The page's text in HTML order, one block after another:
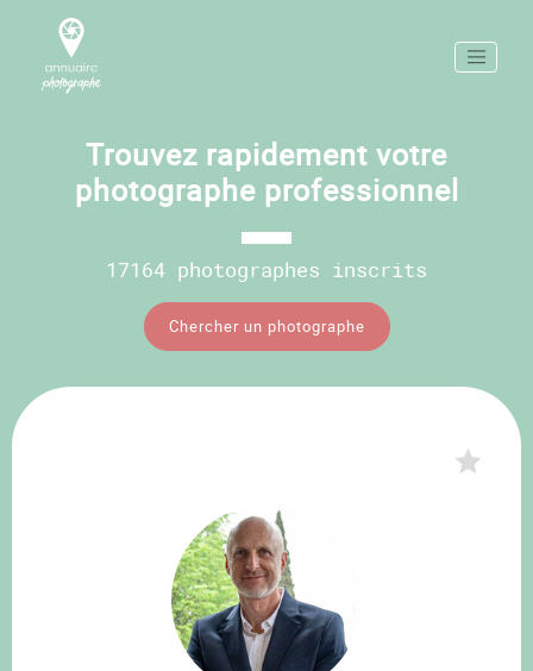
Trouvez rapidement votre
photographe professionnel
17164 photographes inscrits
Chercher un photographe